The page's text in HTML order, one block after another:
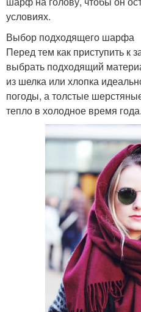
условиях.
Выбор подходящего шарфа
Перед тем как приступить
выбрать подходящий
из шелка или хлопка
погоды, а толстые
тепло в холодное время года.